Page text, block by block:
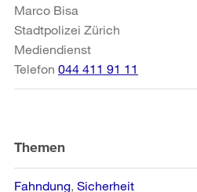
Marco Bisa
Stadtpolizei Zürich
Mediendienst
Telefon 044 411 91 11
Themen
Fahndung Sicherheit